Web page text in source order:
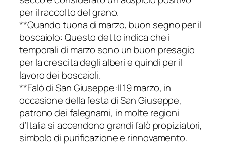
per il raccolto del grano.
**Quando tuona di marzo, buon segno per il
boscaiolo: Questo detto indica che i
temporali di marzo sono un buon presagio
per la crescita degli alberi e quindi per il
lavoro dei boscaioli.
**Falò di San Giuseppe:Il 19 marzo, in
occasione della festa di San Giuseppe,
patrono dei falegnami, in molte regioni
d’Italia si accendono grandi falò propiziatori,
simbolo di purificazione e rinnovamento.